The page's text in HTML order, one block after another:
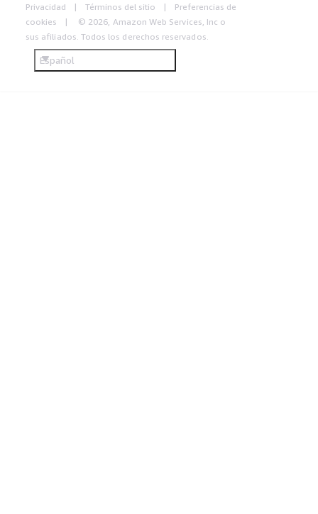
Privacidad Términos del sitio
Preferencias de
cookies
© 2026, Amazon Web Services, Inc o
sus afiliados. Todos los derechos reservados.
Español